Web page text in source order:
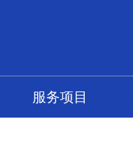
服务项目